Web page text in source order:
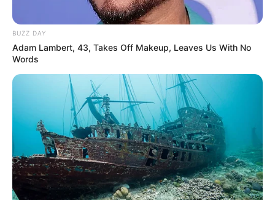
BUZZ DAY
Adam Lambert, 43, Takes Off Makeup, Leaves Us With No
Words